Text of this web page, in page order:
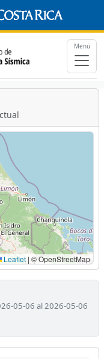
Menú
Leaflet | © OpenStreetMap
05-06 al 2026-05-06